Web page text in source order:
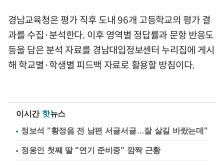
경남교육청은 평가 직후 도내 96개 고등학교의 평가 결
과를 수집·분석한다. 이후 영역별 정답률과 문항 반응도
등을 담은 분석 자료를 경남대입정보센터 누리집에 게시
해 학교별·학생별 피드백 자료로 활용할 방침이다.
이시간 핫뉴스
정보석 "황정음 전 남편 서글서글…잘 살길 바랐는데"
정웅인 첫째 딸 "연기 준비중" 깜짝 근황